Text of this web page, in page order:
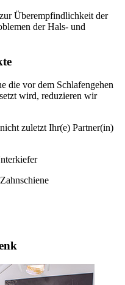
Überempfindlichkeit der
der Hals- und
die vor dem Schlafengehen
wird, reduzieren wir
zuletzt Ihr(e) Partner(in)